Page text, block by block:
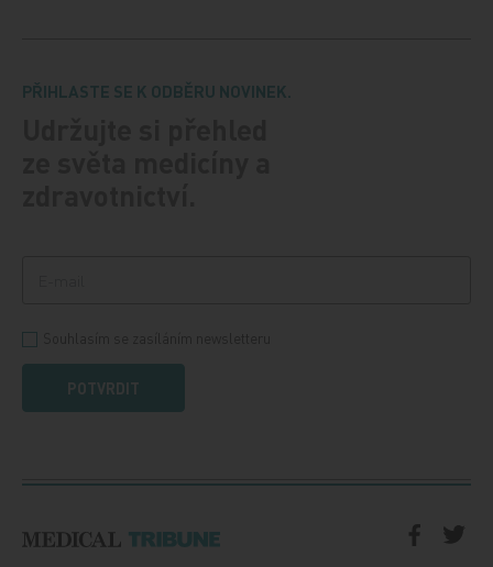
PŘIHLASTE SE K ODBĚRU NOVINEK.
POTVRDIT